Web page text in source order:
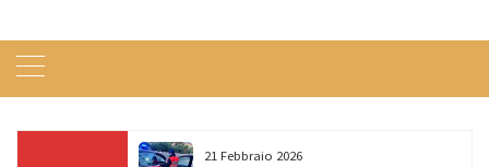
21 Febbraio 2026